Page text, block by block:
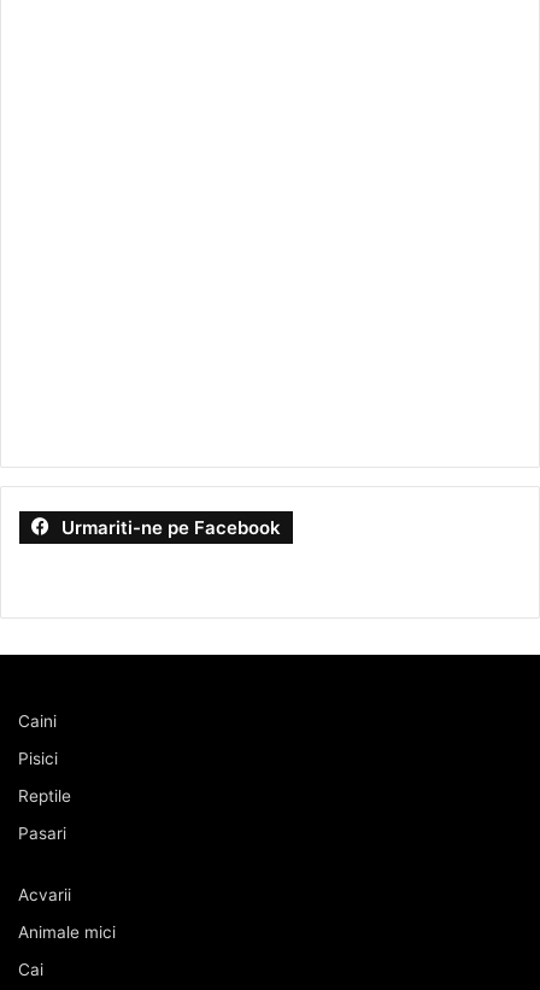
Urmariti-ne pe Facebook
Caini
Pisici
Reptile
Pasari
Acvarii
Animale mici
Cai